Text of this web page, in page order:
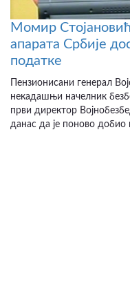
Момир
апарата Србије
податке
Пензионисани генерал
некадашњи начелник
први директор
данас да је поново добио